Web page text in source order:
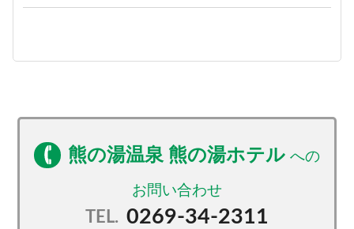
熊の湯温泉 熊の湯ホテル
TEL. 0269-34-2311